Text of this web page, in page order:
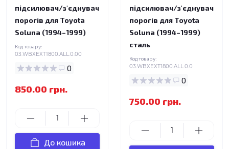
підсилювач/з'єднувач
порогів для Toyota
Soluna (1994–1999)
Код товару:
03.WBXEXT1800.ALL.0.00
0
850.00 грн.
До кошика
підсилювач/з'єднувач
порогів для Toyota
Soluna (1994–1999)
сталь
Код товару:
03.WBXEXT1800.ALL.0.0
0
750.00 грн.